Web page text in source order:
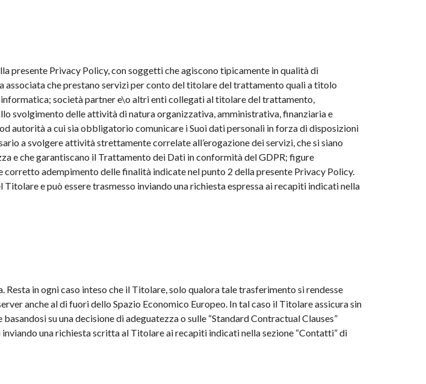
presente Privacy Policy, con soggetti che agiscono tipicamente in qualità di
che prestano servizi per conto del titolare del trattamento quali a titolo
società partner e\o altri enti collegati al titolare del trattamento,
svolgimento delle attività di natura organizzativa, amministrativa, finanziaria e
a cui sia obbligatorio comunicare i Suoi dati personali in forza di disposizioni
a svolgere attività strettamente correlate all’erogazione dei servizi, che si siano
e che garantiscano il Trattamento dei Dati in conformità del GDPR; figure
adempimento delle finalità indicate nel punto 2 della presente Privacy Policy.
e può essere trasmesso inviando una richiesta espressa ai recapiti indicati nella
in ogni caso inteso che il Titolare, solo qualora tale trasferimento si rendesse
anche al di fuori dello Spazio Economico Europeo. In tal caso il Titolare assicura sin
su una decisione di adeguatezza o sulle “Standard Contractual Clauses”
una richiesta scritta al Titolare ai recapiti indicati nella sezione “Contatti” di